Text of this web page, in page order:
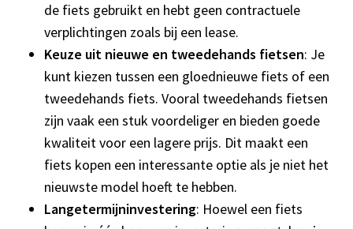
de fiets gebruikt en hebt geen contractuele
verplichtingen zoals bij een lease.
Keuze uit nieuwe en tweedehands fietsen: Je
kunt kiezen tussen een gloednieuwe fiets of een
tweedehands fiets. Vooral tweedehands fietsen
zijn vaak een stuk voordeliger en bieden goede
kwaliteit voor een lagere prijs. Dit maakt een
fiets kopen een interessante optie als je niet het
nieuwste model hoeft te hebben.
Langetermijninvestering: Hoewel een fiets